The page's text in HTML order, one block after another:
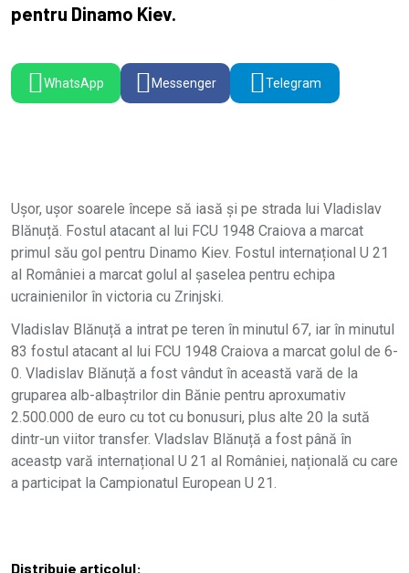
pentru Dinamo Kiev.
WhatsApp Messenger Telegram
Ușor, ușor soarele începe să iasă și pe strada lui Vladislav
Blănuță. Fostul atacant al lui FCU 1948 Craiova a marcat
primul său gol pentru Dinamo Kiev. Fostul internațional U 21
al României a marcat golul al șaselea pentru echipa
ucrainienilor în victoria cu Zrinjski.
Vladislav Blănuță a intrat pe teren în minutul 67, iar în minutul
83 fostul atacant al lui FCU 1948 Craiova a marcat golul de 6-
0. Vladislav Blănuță a fost vândut în această vară de la
gruparea alb-albaștrilor din Bănie pentru aproxumativ
2.500.000 de euro cu tot cu bonusuri, plus alte 20 la sută
dintr-un viitor transfer. Vladslav Blănuță a fost până în
aceastp vară internațional U 21 al României, națională cu care
a participat la Campionatul European U 21.
Distribuie articolul: